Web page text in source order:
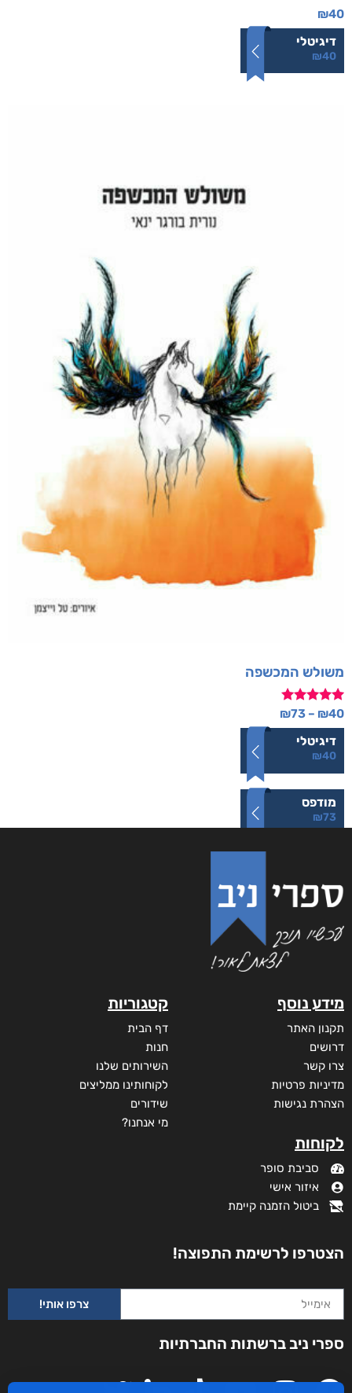
₪40
דיגיטלי
₪40
משולש המכשפה
דורג
מתוך 5
₪40
–
₪73
דיגיטלי
₪40
מודפס
₪73
מידע נוסף
תקנון האתר
דרושים
צרו קשר
מדיניות פרטיות
הצהרת נגישות
לקוחות
סביבת סופר
איזור אישי
ביטול הזמנה קיימת
קטגוריות
דף הבית
חנות
השירותים שלנו
לקוחותינו ממליצים
שידורים
מי אנחנו?
הצטרפו לרשימת התפוצה!
צרפו אותי!
ספרי ניב ברשתות החברתיות